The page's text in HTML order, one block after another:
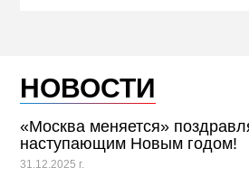
НОВОСТИ
«Москва меняется»
наступающим Новым годом!
31.12.2025 г.